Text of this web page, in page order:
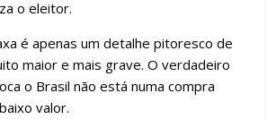
o eleitor.
é apenas um detalhe pitoresco de
maior e mais grave. O verdadeiro
o Brasil não está numa compra
valor.